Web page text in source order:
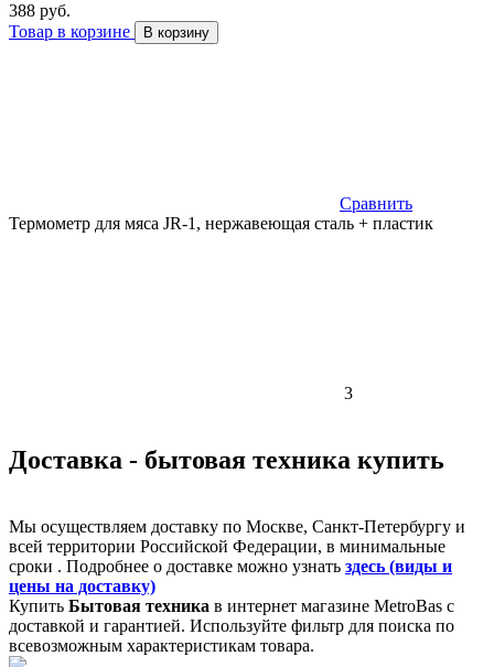
388 руб.
Товар в корзине
В корзину
Сравнить
Термометр для мяса JR-1, нержавеющая сталь + пластик
3
Доставка - бытовая техника купить
Мы осуществляем доставку по Москве, Санкт-Петербургу и
всей территории Российской Федерации, в минимальные
сроки . Подробнее о доставке можно узнать здесь (виды и
цены на доставку)
Купить Бытовая техника в интернет магазине MetroBas с
доставкой и гарантией. Используйте фильтр для поиска по
всевозможным характеристикам товара.